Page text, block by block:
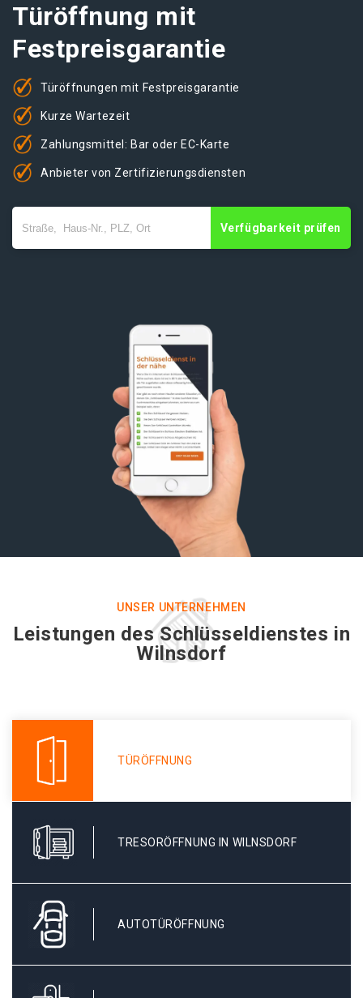
Türöffnung mit
Festpreisgarantie
Türöffnungen mit Festpreisgarantie
Kurze Wartezeit
Zahlungsmittel: Bar oder EC-Karte
Anbieter von Zertifizierungsdiensten
Verfügbarkeit prüfen
UNSER UNTERNEHMEN
Leistungen des Schlüsseldienstes in
Wilnsdorf
TÜRÖFFNUNG
TRESORÖFFNUNG IN WILNSDORF
AUTOTÜRÖFFNUNG